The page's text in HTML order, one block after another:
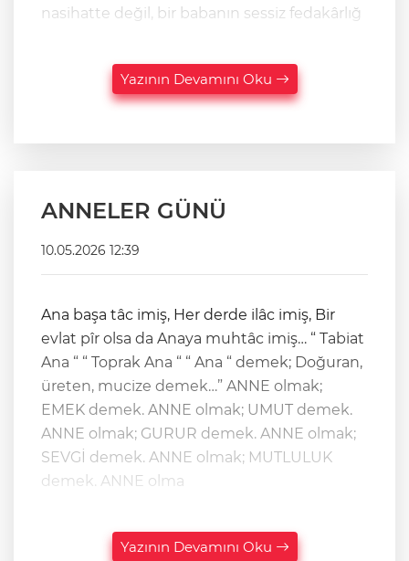
nasihatte değil, bir babanın sessiz fedakârlığ
Yazının Devamını Oku
ANNELER GÜNÜ
10.05.2026 12:39
Ana başa tâc imiş, Her derde ilâc imiş, Bir
evlat pîr olsa da Anaya muhtâc imiş… “ Tabiat
Ana “ “ Toprak Ana “ “ Ana “ demek; Doğuran,
üreten, mucize demek…” ANNE olmak;
EMEK demek. ANNE olmak; UMUT demek.
ANNE olmak; GURUR demek. ANNE olmak;
SEVGİ demek. ANNE olmak; MUTLULUK
demek. ANNE olma
Yazının Devamını Oku